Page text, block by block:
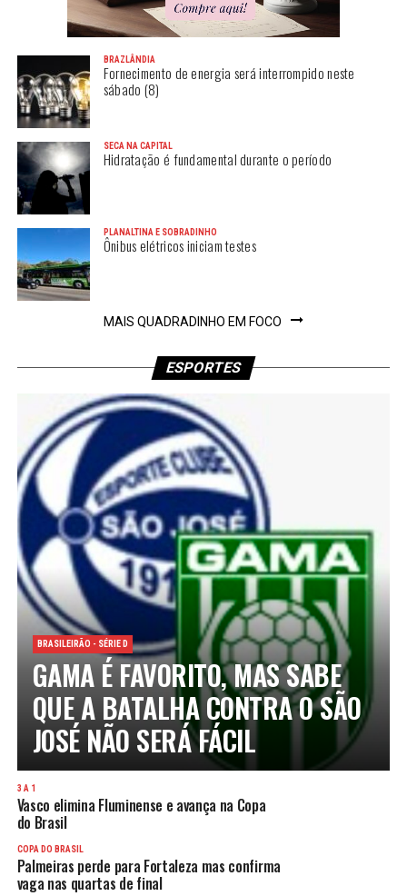
BRAZLÂNDIA
Fornecimento de energia será interrompido neste
sábado (8)
SECA NA CAPITAL
Hidratação é fundamental durante o período
PLANALTINA E SOBRADINHO
Ônibus elétricos iniciam testes
MAIS QUADRADINHO EM FOCO
ESPORTES
BRASILEIRÃO - SÉRIE D
GAMA É FAVORITO, MAS SABE
QUE A BATALHA CONTRA O SÃO
JOSÉ NÃO SERÁ FÁCIL
3 A 1
Vasco elimina Fluminense e avança na Copa
do Brasil
COPA DO BRASIL
Palmeiras perde para Fortaleza mas confirma
vaga nas quartas de final